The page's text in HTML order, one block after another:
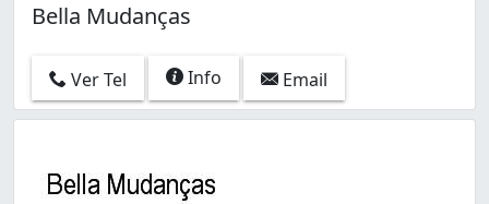
Bella Mudanças
Ver Tel Info Email